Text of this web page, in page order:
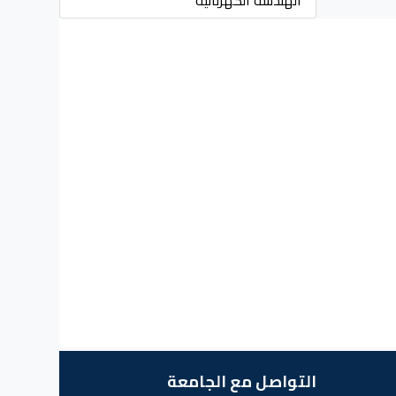
التواصل مع الجامعة